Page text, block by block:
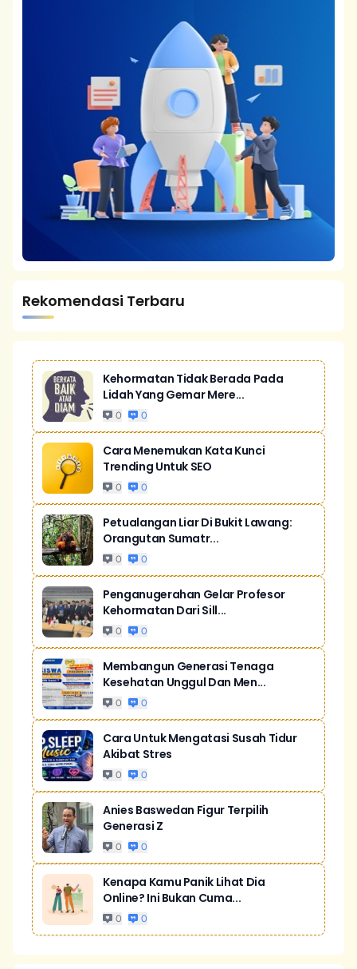
Rekomendasi Terbaru
Kehormatan Tidak Berada Pada
Lidah Yang Gemar Mere...
0 0
Cara Menemukan Kata Kunci
Trending Untuk SEO
0 0
Petualangan Liar Di Bukit Lawang:
Orangutan Sumatr...
0 0
Penganugerahan Gelar Profesor
Kehormatan Dari Sill...
0 0
Membangun Generasi Tenaga
Kesehatan Unggul Dan Men...
0 0
Cara Untuk Mengatasi Susah Tidur
Akibat Stres
0 0
Anies Baswedan Figur Terpilih
Generasi Z
0 0
Kenapa Kamu Panik Lihat Dia
Online? Ini Bukan Cuma...
0 0